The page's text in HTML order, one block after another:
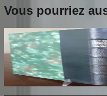
Vous pourriez
Les Croix
début du XIVe siècles
THOBY Paul